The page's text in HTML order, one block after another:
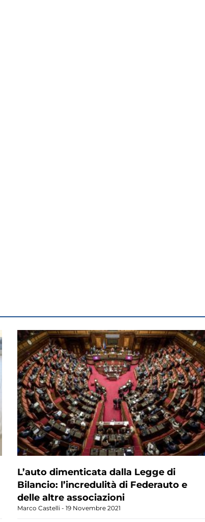
L’auto dimenticata dalla Legge di
Bilancio: l’incredulità di Federauto e
delle altre associazioni
Marco Castelli 19 Novembre 2021